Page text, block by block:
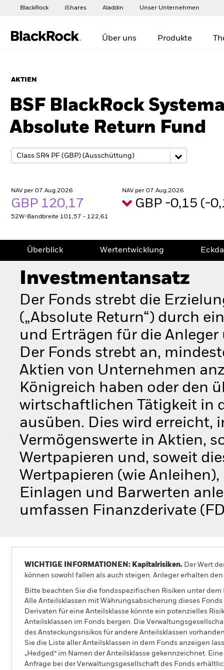
BlackRock iShares Aladdin Unser Unternehmen
Über uns Produkte
AKTIEN
BSF BlackRock
Absolute Return Fund
NAV per 07.Aug.2026
GBP 120,17
52W-Bandbreite 101,57 - 122,61
NAV per 07.Aug.2026
GBP -0,15 (-
Überblick Wertentwicklung
Investmentansatz
Der Fonds strebt die
(„Absolute Return“) durch
und Erträgen für die
Der Fonds strebt an,
Aktien von Unternehmen
Königreich haben oder den
wirtschaftlichen Tätigkeit in
ausüben. Dies wird erreicht,
Vermögenswerte in Aktien,
Wertpapieren und, soweit
Wertpapieren (wie
Einlagen und Barwerten
umfassen Finanzderivate
WICHTIGE INFORMATIONEN: Kapitalrisiken. Der Wert
können sowohl fallen als auch steigen. Anleger erhalten
Bitte beachten Sie die fondsspezifischen Risiken unter dem
Alle Anteilsklassen mit Währungsabsicherung dieses
Derivaten für eine Anteilsklasse könnte ein potenzielles
Anteilsklassen im Fonds bergen. Die
des Ansteckungsrisikos für andere Anteilsklassen
Sie die Liste aller Anteilsklassen in dem Fonds anzeigen
„Hedged“ im Namen der Anteilsklasse gekennzeichnet.
Anfrage bei der Verwaltungsgesellschaft des Fonds